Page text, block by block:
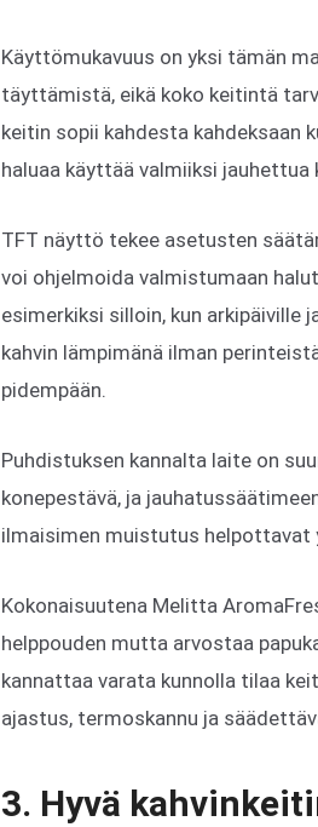
Käyttömukavuus on yksi tämän
täyttämistä, eikä koko keitintä
keitin sopii kahdesta kahdeksaan
haluaa käyttää valmiiksi jauhettua
TFT näyttö tekee asetusten
voi ohjelmoida valmistumaan
esimerkiksi silloin, kun arkipäiville
kahvin lämpimänä ilman
pidempään.
Puhdistuksen kannalta laite on
konepestävä, ja
ilmaisimen muistutus helpottavat
Kokonaisuutena Melitta
helppouden mutta arvostaa
kannattaa varata kunnolla tilaa
ajastus, termoskannu ja
3. Hyvä